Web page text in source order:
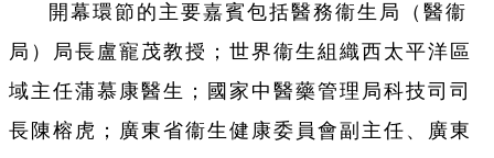
開幕環節的主要嘉賓包括醫務衞生局（醫衞
局）局長盧寵茂教授；世界衞生組織西太平洋區
域主任蒲慕康醫生；國家中醫藥管理局科技司司
長陳榕虎；廣東省衞生健康委員會副主任、廣東